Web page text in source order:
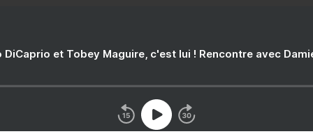
DiCaprio et Tobey Maguire, c'est lui ! Rencontre avec